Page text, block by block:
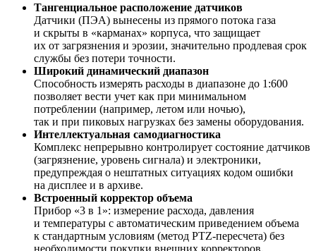
Тангенциальное расположение датчиков
Датчики (ПЭА) вынесены из прямого потока газа
и скрыты в «карманах» корпуса, что защищает
их от загрязнения и эрозии, значительно продлевая срок
службы без потери точности.
Широкий динамический диапазон
Способность измерять расходы в диапазоне до 1:600
позволяет вести учет как при минимальном
потреблении (например, летом или ночью),
так и при пиковых нагрузках без замены оборудования.
Интеллектуальная самодиагностика
Комплекс непрерывно контролирует состояние датчиков
(загрязнение, уровень сигнала) и электроники,
предупреждая о нештатных ситуациях кодом ошибки
на дисплее и в архиве.
Встроенный корректор объема
Прибор «3 в 1»: измерение расхода, давления
и температуры с автоматическим приведением объема
к стандартным условиям (метод PTZ-пересчета) без
необходимости покупки внешних корректоров.